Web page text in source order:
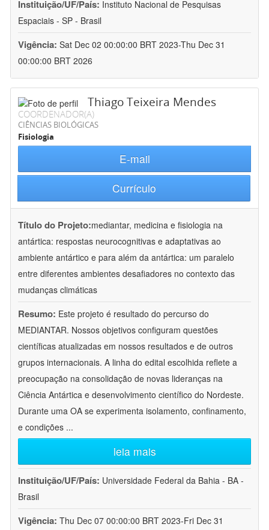
Instituição/UF/País: Instituto Nacional de Pesquisas
Espaciais - SP - Brasil
Vigência: Sat Dec 02 00:00:00 BRT 2023-Thu Dec 31
00:00:00 BRT 2026
Thiago Teixeira Mendes
COORDENADOR(A)
CIÊNCIAS BIOLÓGICAS
Fisiologia
E-mail
Currículo
Título do Projeto:mediantar, medicina e fisiologia na
antártica: respostas neurocognitivas e adaptativas ao
ambiente antártico e para além da antártica: um paralelo
entre diferentes ambientes desafiadores no contexto das
mudanças climáticas
Resumo: Este projeto é resultado do percurso do
MEDIANTAR. Nossos objetivos configuram questões
científicas atualizadas em nossos resultados e de outros
grupos internacionais. A linha do edital escolhida reflete a
preocupação na consolidação de novas lideranças na
Ciência Antártica e desenvolvimento científico do Nordeste.
Durante uma OA se experimenta isolamento, confinamento,
e condições ...
leia mais
Instituição/UF/País: Universidade Federal da Bahia - BA -
Brasil
Vigência: Thu Dec 07 00:00:00 BRT 2023-Fri Dec 31